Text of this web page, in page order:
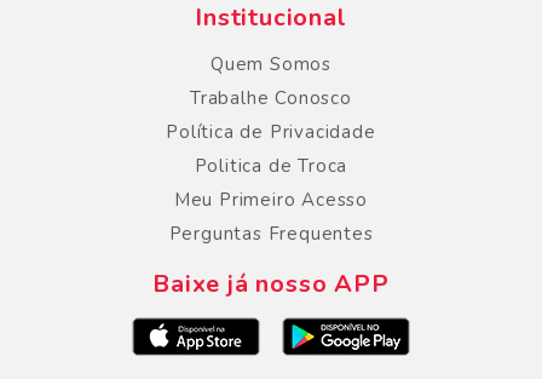
Institucional
Quem Somos
Trabalhe Conosco
Política de Privacidade
Politica de Troca
Meu Primeiro Acesso
Perguntas Frequentes
Baixe já nosso APP